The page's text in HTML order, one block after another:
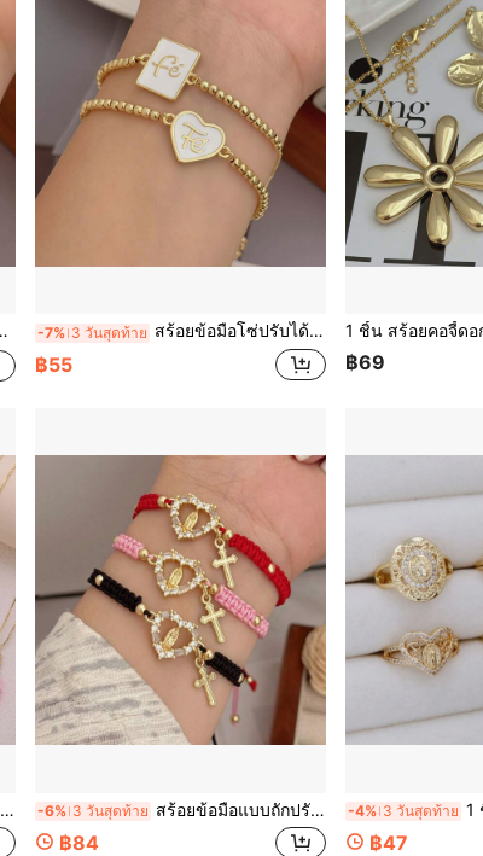
-7% 3 วันสุดท้าย สร้อยข้อมือโซ่ปรับได้ ลูกปัดรูปทรงเรขาคณิตหัวใจหยดน้ำมัน ตัวอักษร "FE" ทองแดงชุบทอง 18K เหมาะสำหรับผู้ชายและผู้หญิง
฿55 ฿69
-6% 3 วันสุดท้าย สร้อยข้อมือแบบถักปรับได้ 1 ชิ้น ดีไซน์หัวใจพระแม่มารีและไม้กางเขน แรงบันดาลใจด้านความศรัทธา ทำจากทองแดงชุบทอง 18K ประดับด้วยคิวบิกเซอร์โคเนีย เหมาะสำหรับทั้งชายและหญิง สวมใส่ทุกวัน
฿84
-4% 3 วันสุดท้าย 1 ชิ้นหลายสไต
฿47